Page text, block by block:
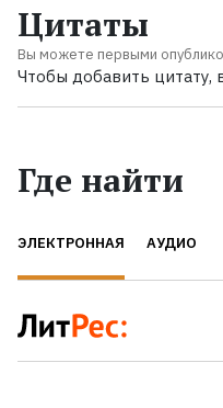
Цитаты
Вы можете первыми
Чтобы добавить цитату,
Где найти
ЭЛЕКТРОННАЯ АУДИО